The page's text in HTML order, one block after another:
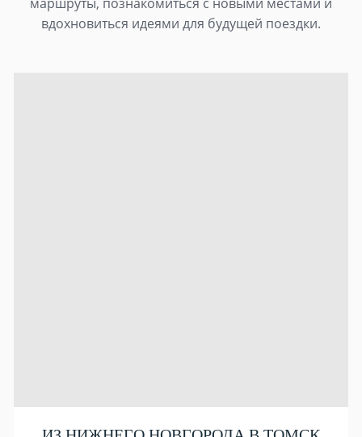
вдохновиться идеями для будущей поездки.